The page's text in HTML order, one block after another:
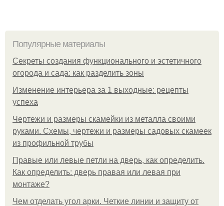
Популярные материалы
Секреты создания функционального и эстетичного
огорода и сада: как разделить зоны
Изменение интерьера за 1 выходные: рецепты
успеха
Чертежи и размеры скамейки из металла своими
руками. Схемы, чертежи и размеры садовых скамеек
из профильной трубы
Правые или левые петли на дверь, как определить.
Как определить: дверь правая или левая при
монтаже?
Чем отделать угол арки. Четкие линии и защиту от